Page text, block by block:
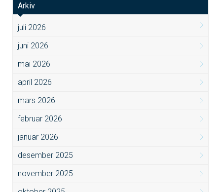
Arkiv
juli 2026
juni 2026
mai 2026
april 2026
mars 2026
februar 2026
januar 2026
desember 2025
november 2025